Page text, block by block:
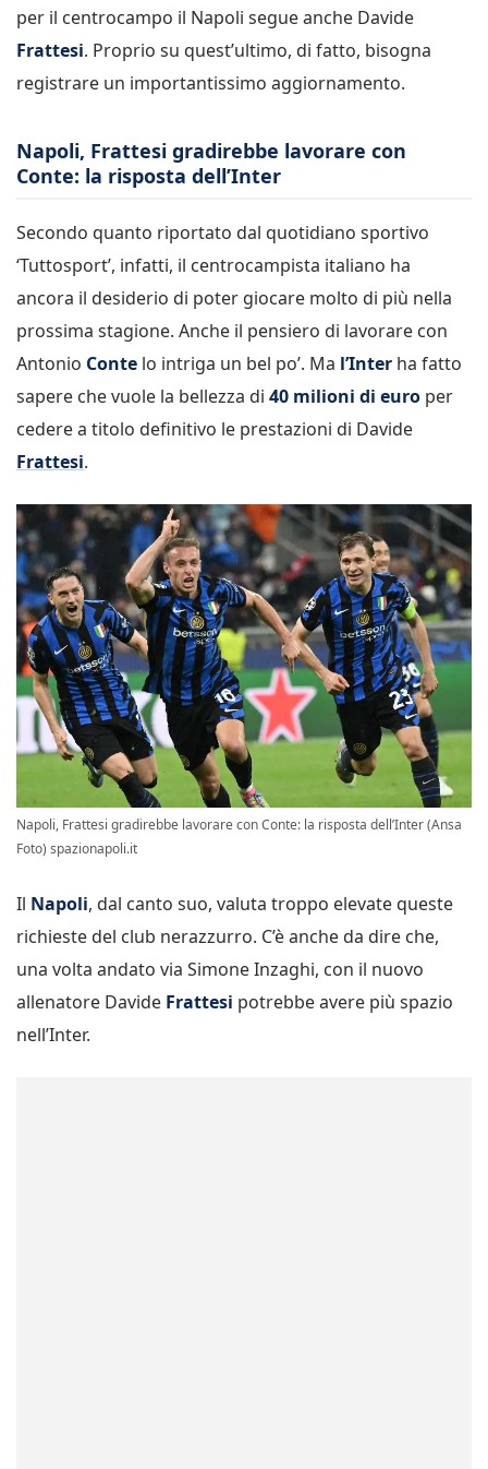
per il centrocampo il Napoli segue anche Davide
Frattesi. Proprio su quest’ultimo, di fatto, bisogna
registrare un importantissimo aggiornamento.
Napoli, Frattesi gradirebbe lavorare con
Conte: la risposta dell’Inter
Secondo quanto riportato dal quotidiano sportivo
‘Tuttosport’, infatti, il centrocampista italiano ha
ancora il desiderio di poter giocare molto di più nella
prossima stagione. Anche il pensiero di lavorare con
Antonio Conte lo intriga un bel po’. Ma l’Inter ha fatto
sapere che vuole la bellezza di 40 milioni di euro per
cedere a titolo definitivo le prestazioni di Davide
Frattesi.
Napoli, Frattesi gradirebbe lavorare con Conte: la risposta dell’Inter (Ansa
Foto) spazionapoli.it
Il Napoli, dal canto suo, valuta troppo elevate queste
richieste del club nerazzurro. C’è anche da dire che,
una volta andato via Simone Inzaghi, con il nuovo
allenatore Davide Frattesi potrebbe avere più spazio
nell’Inter.